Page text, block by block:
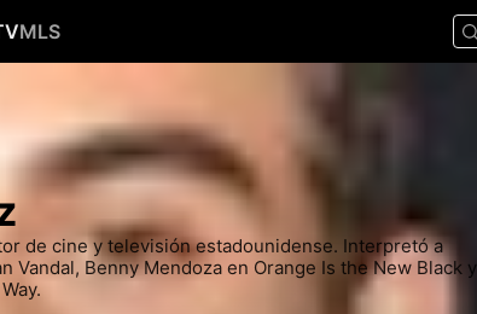
MLS
de cine y televisión estadounidense. Interpretó a
Vandal, Benny Mendoza en Orange Is the New Black y